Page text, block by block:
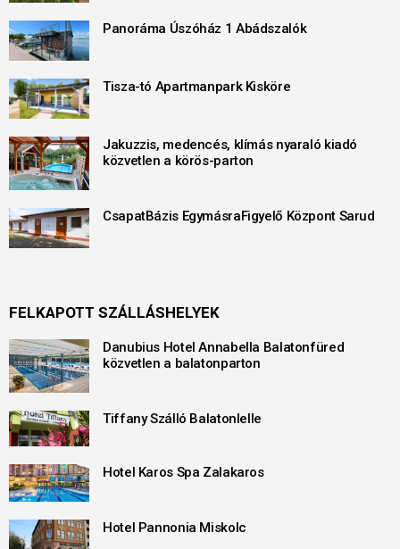
Panoráma Úszóház 1 Abádszalók
Tisza-tó Apartmanpark Kisköre
Jakuzzis, medencés, klímás nyaraló kiadó
közvetlen a körös-parton
CsapatBázis EgymásraFigyelő Központ Sarud
FELKAPOTT SZÁLLÁSHELYEK
Danubius Hotel Annabella Balatonfüred
közvetlen a balatonparton
Tiffany Szálló Balatonlelle
Hotel Karos Spa Zalakaros
Hotel Pannonia Miskolc